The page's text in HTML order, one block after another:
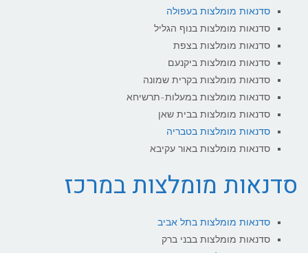
סדנאות מומלצות בעפולה
סדנאות מומלצות בנוף הגליל
סדנאות מומלצות בצפת
סדנאות מומלצות ביקנעם
סדנאות מומלצות בקרית שמונה
סדנאות מומלצות במעלות-תרשיחא
סדנאות מומלצות בבית שאן
סדנאות מומלצות בטבריה
סדנאות מומלצות באור עקיבא
סדנאות מומלצות במרכז
סדנאות מומלצות בתל אביב
סדנאות מומלצות בבני ברק